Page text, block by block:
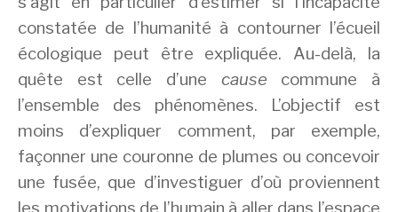
constatée de l’humanité à contourner l’écueil
écologique peut être expliquée. Au-delà, la
quête est celle d’une cause commune à
l’ensemble des phénomènes. L’objectif est
moins d’expliquer comment, par exemple,
façonner une couronne de plumes ou concevoir
une fusée, que d’investiguer d’où proviennent